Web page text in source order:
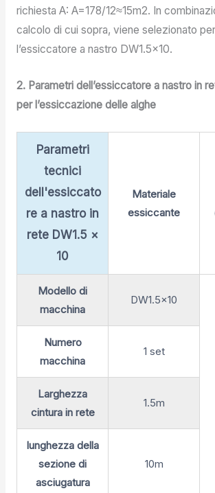
richiesta A: A=178/12≈15m2. In
calcolo di cui sopra, viene selezionato
l’essiccatore a nastro DW1.5×10.
2. Parametri dell’essiccatore a nastro in
per l’essiccazione delle alghe
Parametri
tecnici
dell'essiccato
re a nastro in
rete DW1.5 ×
10
Materiale
essiccante
Modello di
macchina
DW1.5×10
Numero
macchina
1 set
Larghezza
cintura in rete
1.5m
lunghezza della
sezione di
asciugatura
10m